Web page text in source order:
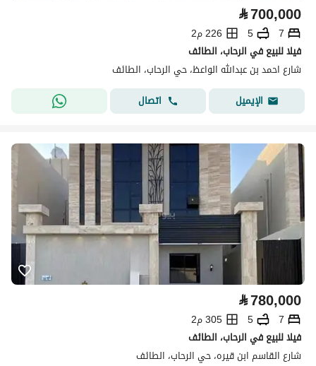
⃁700,000
7
5
226 م2
فيلا للبيع في الرحاب، الطائف
شارع احمد بن عبدالله الواعظ، حي الرحاب، الطائف
الإيميل
اتصال
⃁780,000
7
5
305 م2
فيلا للبيع في الرحاب، الطائف
شارع القاسم ابن قيره، حي الرحاب، الطائف